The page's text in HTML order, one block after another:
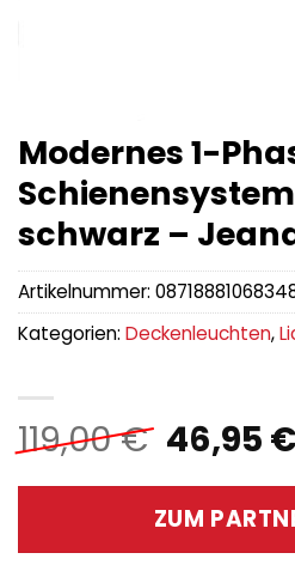
Modernes 1-
schwarz –
119,00€
Preis
war:
119,00
46,95 €
ZUM
Artikelnummer:
Kategorien: Deckenleuchten,